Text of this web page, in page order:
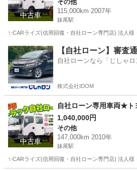
中古車
その他
115,000km 2007年
妹尾駅
✨CARライズ(信用回復・自社ローン専門店) 法人
岡山 岡山市 妹尾駅 その他 車両
【自社ローン】審査
自社ローンなら「じしゃ
株式会社IDOM
中古車
自社ローン専用車両★ト
1,040,000円
その他
147,000km 2010年
妹尾駅
✨CARライズ(信用回復・自社ローン専門店) 法人